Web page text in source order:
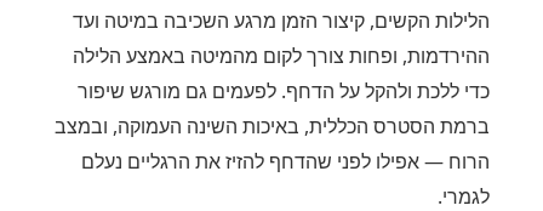
הלילות הקשים, קיצור הזמן מרגע השכיבה במיטה ועד
ההירדמות, ופחות צורך לקום מהמיטה באמצע הלילה
כדי ללכת ולהקל על הדחף. לפעמים גם מורגש שיפור
ברמת הסטרס הכללית, באיכות השינה העמוקה, ובמצב
הרוח — אפילו לפני שהדחף להזיז את הרגליים נעלם
לגמרי.